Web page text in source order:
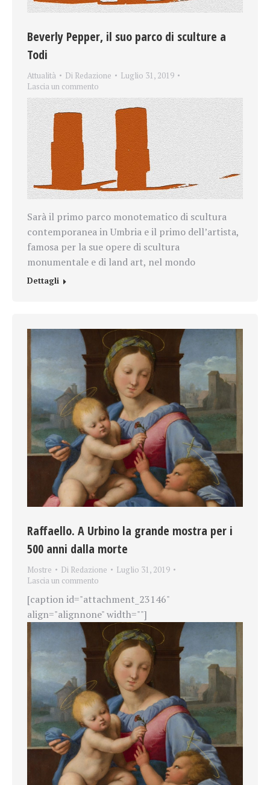
Beverly Pepper, il suo parco di sculture a
Todi
Attualità Di Redazione
Luglio 31, 2019
Lascia un commento
Sarà il primo parco monotematico di scultura
contemporanea in Umbria e il primo dell’artista,
famosa per la sue opere di scultura
monumentale e di land art, nel mondo
Dettagli
Raffaello. A Urbino la grande mostra per i
500 anni dalla morte
Mostre Di Redazione
Luglio 31, 2019
Lascia un commento
[caption id="attachment_23146"
align="alignnone" width=""]